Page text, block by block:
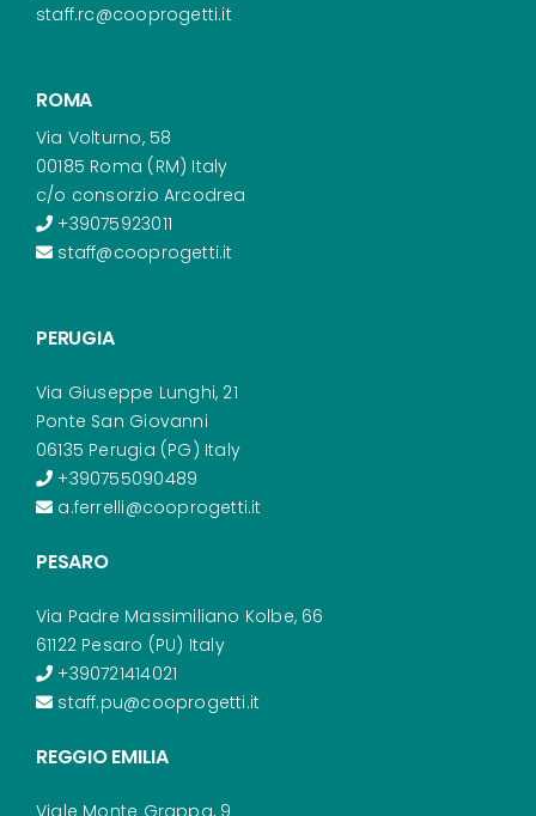
staff.rc@cooprogetti.it
ROMA
Via Volturno, 58
00185 Roma (RM) Italy
c/o consorzio Arcodrea
+39075923011
staff@cooprogetti.it
PERUGIA
Via Giuseppe Lunghi, 21
Ponte San Giovanni
06135 Perugia (PG) Italy
+390755090489
a.ferrelli@cooprogetti.it
PESARO
Via Padre Massimiliano Kolbe, 66
61122 Pesaro (PU) Italy
+390721414021
staff.pu@cooprogetti.it
REGGIO EMILIA